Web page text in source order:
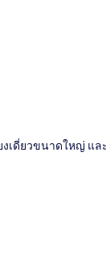
งเดี่ยวขนาดใหญ่ แ